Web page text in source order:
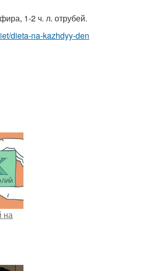
1-2 ч. л. отрубей.
dieta-na-kazhdyy-den
на